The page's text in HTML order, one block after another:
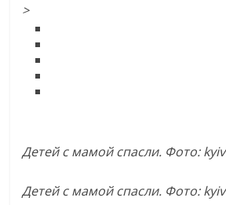
>
Детей с мамой спасли. Фото:
Детей с мамой спасли. Фото: